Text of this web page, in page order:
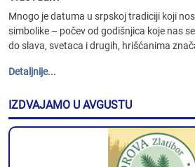
Mnogo je datuma u srpskoj tradiciji koji
simbolike – počev od godišnjica koje nas
do slava, svetaca i drugih, hrišćanima
Detaljnije...
IZDVAJAMO U AVGUSTU